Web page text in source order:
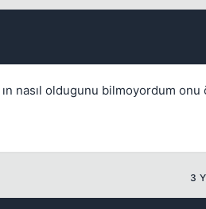
nasıl oldugunu bilmoyordum onu
3